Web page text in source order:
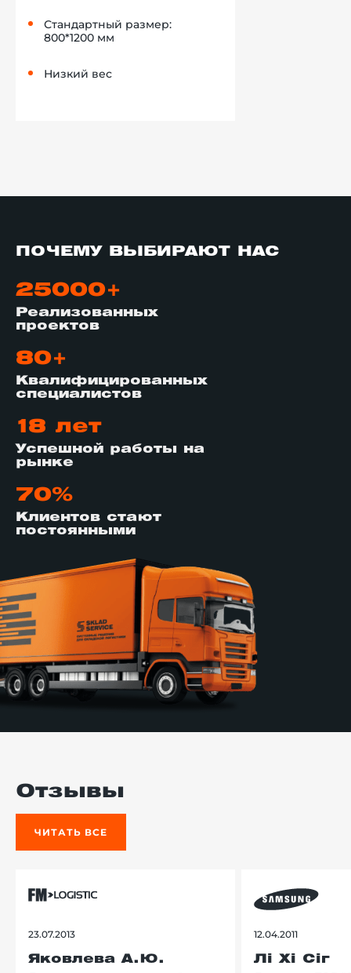
Стандартный размер:
800*1200 мм
Низкий вес
ПОЧЕМУ ВЫБИРАЮТ НАС
25000+
Реализованных
проектов
80+
Квалифицированных
специалистов
18 лет
Успешной работы на
рынке
70%
Клиентов стают
постоянными
Отзывы
ЧИТАТЬ ВСЕ
23.07.2013
Яковлева А.Ю.
12.04.2011
Лі Хі Сіг